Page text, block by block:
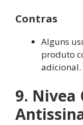
Contras
Alguns
produto
adicional.
9. Nivea